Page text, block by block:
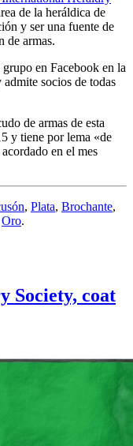
de la heráldica de
y ser una fuente de
de armas.
grupo en Facebook en la
admite socios de todas
de armas de esta
y tiene por lema «de
en el mes
, Plata, Brochante,
Oro.
Society, coat